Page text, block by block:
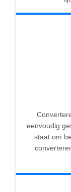
eenvoudig
staat om